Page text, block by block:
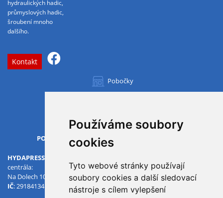
Používáme soubory
cookies
Tyto webové stránky používají
soubory cookies a další sledovací
nástroje s cílem vylepšení
hydraulických hadic,
průmyslových hadic,
šroubení mnoho
dalšího.
Kontakt
Pobočky
OTVÍRACÍ DOBA
PO-PÁ
HYDAPRESS CZ s.r.o.
centrála:
Na Dolech 109 586 01 Jihlava
IČ: 29184134 : CZ29184134